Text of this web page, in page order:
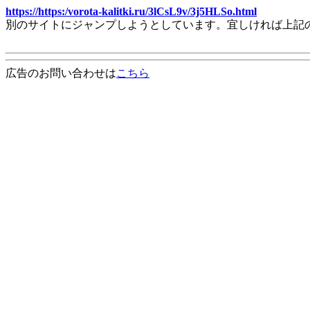
https://https:/vorota-kalitki.ru/3lCsL9v/3j5HLSo.html
別のサイトにジャンプしようとしています。宜しければ上
広告のお問い合わせはこちら